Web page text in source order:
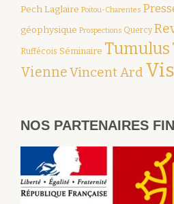
Pech Laglaire Poitou-Charentes
géophysique Prospections Quercy
Ruffécois Séminaire Tumulus
VienneVincent Ard
NOS PARTENAIRES